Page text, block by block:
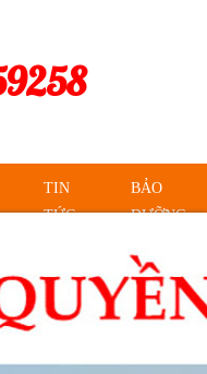
TIN
TỨC
BẢO
DƯỠNG